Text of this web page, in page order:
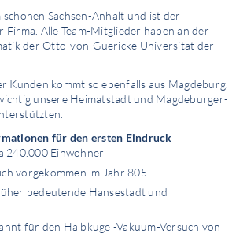
Sachsen-Anhalt und ist der
Alle Team-Mitglieder haben an der
der Otto-von-Guericke Universität der
Kunden kommt so ebenfalls aus Magdeburg.
unsere Heimatstadt und Magdeburger-
für den ersten Eindruck
240.000 Einwohner
vorgekommen im Jahr 805
bedeutende Hansestadt und
für den Halbkugel-Vakuum-Versuch von